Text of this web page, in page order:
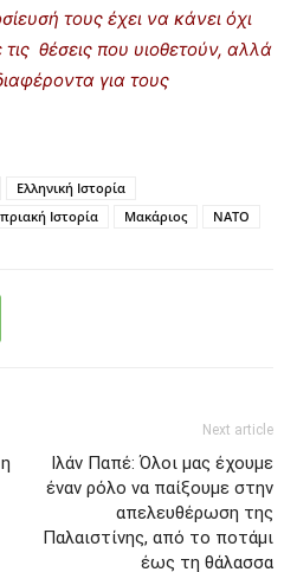
τους έχει να κάνει όχι
θέσεις που υιοθετούν, αλλά
για τους
Ελληνική Ιστορία
Ιστορία Μακάριος ΝΑΤΟ
Next article
Ιλάν Παπέ: Όλοι μας έχουμε
έναν ρόλο να παίξουμε στην
απελευθέρωση της
Παλαιστίνης, από το ποτάμι
έως τη θάλασσα